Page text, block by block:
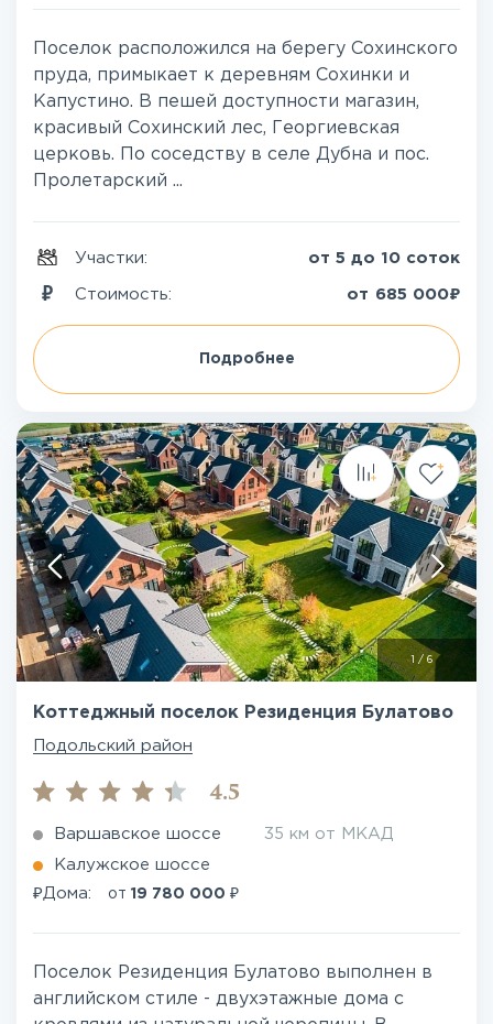
Поселок расположился на берегу Сохинского
пруда, примыкает к деревням Сохинки и
Капустино. В пешей доступности магазин,
красивый Сохинский лес, Георгиевская
церковь. По соседству в селе Дубна и пос.
Пролетарский ...
Участки: от 5 до 10 соток
Стоимость: от 685 000₽
Подробнее
/ 6
Коттеджный поселок Резиденция Булатово
Подольский район
4.5
Варшавское шоссе 35 км от МКАД
Калужское шоссе
₽Дома: от 19 780 000 ₽
Поселок Резиденция Булатово выполнен в
английском стиле - двухэтажные дома с